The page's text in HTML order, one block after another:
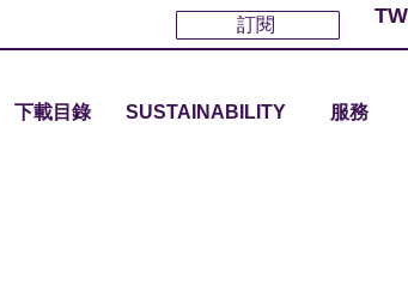
訂閱
下載目錄 SUSTAINABILITY 服務